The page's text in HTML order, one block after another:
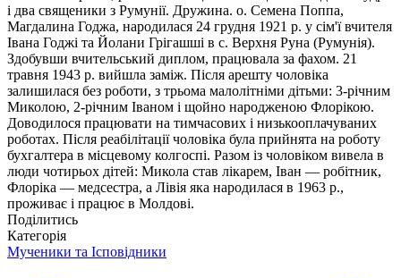
і два священики з Румунії. Дружина. о. Семена Поппа,
Магдалина Годжа, народилася 24 грудня 1921 р. у сім'ї вчителя
Івана Годжі та Йолани Грігашші в с. Верхня Руна (Румунія).
Здобувши вчительський диплом, працювала за фахом. 21
травня 1943 р. вийшла заміж. Після арешту чоловіка
залишилася без роботи, з трьома малолітніми дітьми: 3-річним
Миколою, 2-річним Іваном і щойно народженою Флорікою.
Доводилося працювати на тимчасових і низькооплачуваних
роботах. Після реабілітації чоловіка була прийнята на роботу
бухгалтера в місцевому колгоспі. Разом із чоловіком вивела в
люди чотирьох дітей: Микола став лікарем, Іван — робітник,
Флоріка — медсестра, а Лівія яка народилася в 1963 р.,
проживає і працює в Молдові.
Поділитись
Категорія
Мученики та Ісповідники